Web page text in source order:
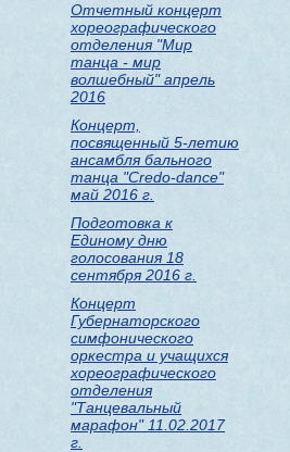
Отчетный концерт
хореографического
отделения "Мир
танца - мир
волшебный" апрель
2016
Концерт,
посвященный 5-летию
ансамбля бального
танца "Credo-dance"
май 2016 г.
Подготовка к
Единому дню
голосования 18
сентября 2016 г.
Концерт
Губернаторского
симфонического
оркестра и учащихся
хореографического
отделения
"Танцевальный
марафон" 11.02.2017
г.